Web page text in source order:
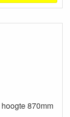
870mm